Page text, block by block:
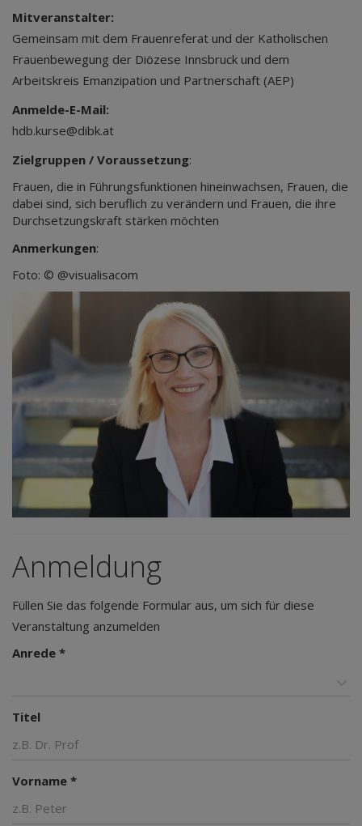
Mitveranstalter:
Gemeinsam mit dem Frauenreferat und der Katholischen
Frauenbewegung der Diözese Innsbruck und dem
Arbeitskreis Emanzipation und Partnerschaft (AEP)
Anmelde-E-Mail:
hdb.kurse@dibk.at
Zielgruppen / Voraussetzung:
Frauen, die in Führungsfunktionen hineinwachsen, Frauen, die
dabei sind, sich beruflich zu verändern und Frauen, die ihre
Durchsetzungskraft stärken möchten
Anmerkungen:
Foto: © @visualisacom
Anmeldung
Füllen Sie das folgende Formular aus, um sich für diese
Veranstaltung anzumelden
Anrede *
Titel
Vorname *